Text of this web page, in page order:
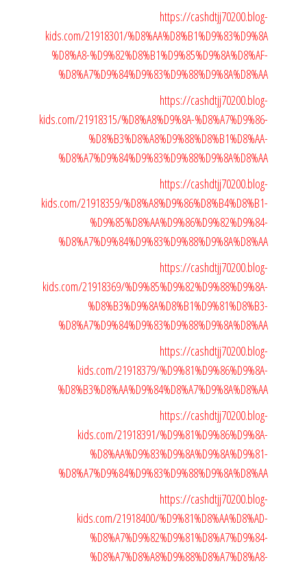
https://cashdtjj70200.blog-
kids.com/21918301/%D8%AA%D8%B1%D9%83%D9%8A
%D8%A8-%D9%82%D8%B1%D9%85%D9%8A%D8%AF-
%D8%A7%D9%84%D9%83%D9%88%D9%8A%D8%AA
https://cashdtjj70200.blog-
kids.com/21918315/%D8%A8%D9%8A-%D8%A7%D9%86-
%D8%B3%D8%A8%D9%88%D8%B1%D8%AA-
%D8%A7%D9%84%D9%83%D9%88%D9%8A%D8%AA
https://cashdtjj70200.blog-
kids.com/21918359/%D8%A8%D9%86%D8%B4%D8%B1-
%D9%85%D8%AA%D9%86%D9%82%D9%84-
%D8%A7%D9%84%D9%83%D9%88%D9%8A%D8%AA
https://cashdtjj70200.blog-
kids.com/21918369/%D9%85%D9%82%D9%88%D9%8A-
%D8%B3%D9%8A%D8%B1%D9%81%D8%B3-
%D8%A7%D9%84%D9%83%D9%88%D9%8A%D8%AA
https://cashdtjj70200.blog-
kids.com/21918379/%D9%81%D9%86%D9%8A-
%D8%B3%D8%AA%D9%84%D8%A7%D9%8A%D8%AA
https://cashdtjj70200.blog-
kids.com/21918391/%D9%81%D9%86%D9%8A-
%D8%AA%D9%83%D9%8A%D9%8A%D9%81-
%D8%A7%D9%84%D9%83%D9%88%D9%8A%D8%AA
https://cashdtjj70200.blog-
kids.com/21918400/%D9%81%D8%AA%D8%AD-
%D8%A7%D9%82%D9%81%D8%A7%D9%84-
%D8%A7%D8%A8%D9%88%D8%A7%D8%A8-